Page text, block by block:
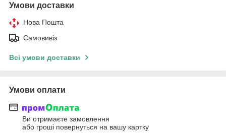
Умови доставки
Нова Пошта
Самовивіз
Всі умови доставки
Умови оплати
Ви отримаєте замовлення
або гроші повернуться на вашу картку